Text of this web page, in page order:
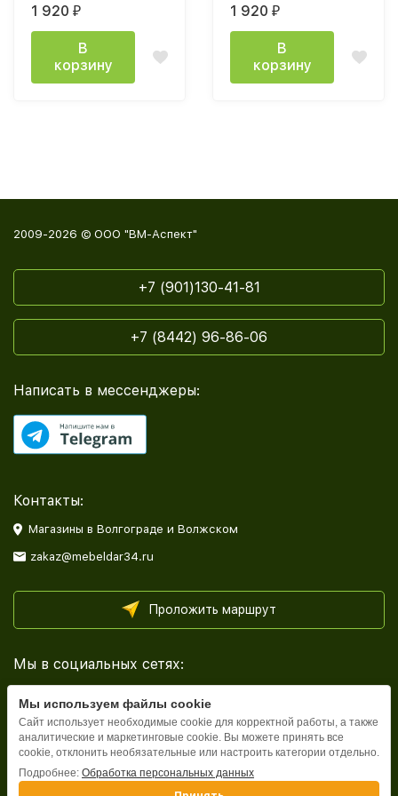
бриз
1 920 ₽
В
корзину
снег
1 920 ₽
В
корзину
2009-2026 © ООО "ВМ-Аспект"
+7 (901)130-41-81
+7 (8442) 96-86-06
Написать в мессенджеры:
Контакты:
Магазины в Волгограде и Волжском
zakaz@mebeldar34.ru
Проложить маршрут
Мы в социальных сетях:
Каталог
Мы используем файлы cookie
Сайт использует необходимые cookie для корректной работы, а также
аналитические и маркетинговые cookie. Вы можете принять все
cookie, отклонить необязательные или настроить категории отдельно.
Подробнее: Обработка персональных данных